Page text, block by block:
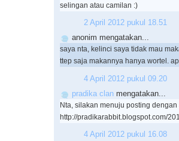
selingan atau camilan :)
2 April 2012 pukul 18.51
anonim mengatakan...
saya nta, kelinci saya tidak mau
ttep saja makannya hanya wortel.
4 April 2012 pukul 09.20
pradika clan mengatakan...
Nta, silakan menuju posting
http://pradikarabbit.blogspot.com/
4 April 2012 pukul 16.08